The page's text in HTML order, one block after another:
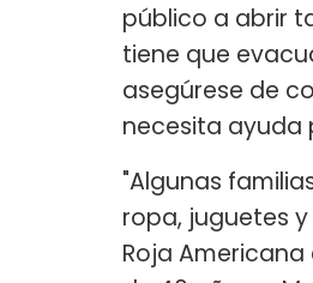
público a abrir
tiene que
asegúrese de
necesita ayuda
"Algunas
ropa, juguetes
Roja